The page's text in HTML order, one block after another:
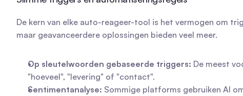
De kern van elke auto-reageer-tool is het vermogen om
maar geavanceerdere oplossingen bieden veel meer.
Op sleutelwoorden gebaseerde triggers: De meest
"hoeveel", "levering" of "contact".
Sentimentanalyse: Sommige platforms gebruiken AI